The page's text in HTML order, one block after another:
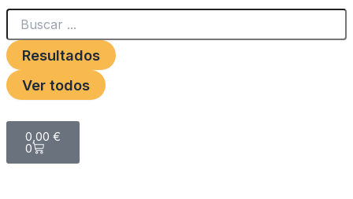
Search
Resultados
Ver todos
0,00 €
0